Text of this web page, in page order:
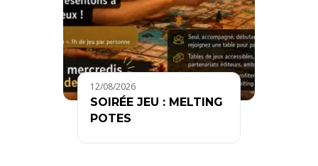
12/08/2026
SOIRÉE JEU : MELTING
POTES